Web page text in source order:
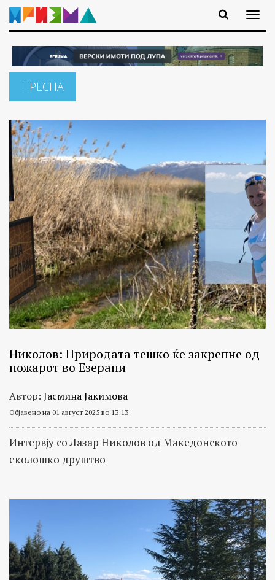
ПРЕСПА
Николов: Природата тешко ќе закрепне од
пожарот во Езерани
Автор: Јасмина Јакимова
Објавено на 01 август 2025 во 13:13
Интервју со Лазар Николов од Македонското
еколошко друштво